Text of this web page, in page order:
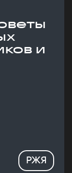
и
РЖЯ